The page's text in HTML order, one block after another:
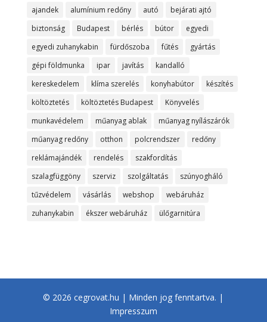
ajandek alumínium redőny autó
bejárati ajtó
biztonság
Budapest bérlés bútor
egyedi
egyedi zuhanykabin
fürdőszoba fűtés
gyártás
gépi földmunka
ipar javítás
kandalló
kereskedelem
klíma szerelés konyhabútor
készítés
költöztetés
költöztetés Budapest
Könyvelés
munkavédelem
műanyag ablak
műanyag nyílászárók
műanyag redőny
otthon polcrendszer
redőny
reklámajándék
rendelés
szakfordítás
szalagfüggöny
szerviz szolgáltatás
szúnyogháló
tűzvédelem
vásárlás webshop
webáruház
zuhanykabin
ékszer webáruház ülőgarnitúra
© 2026 cegrovat.hu | Minden jog fenntartva. |
Impresszum